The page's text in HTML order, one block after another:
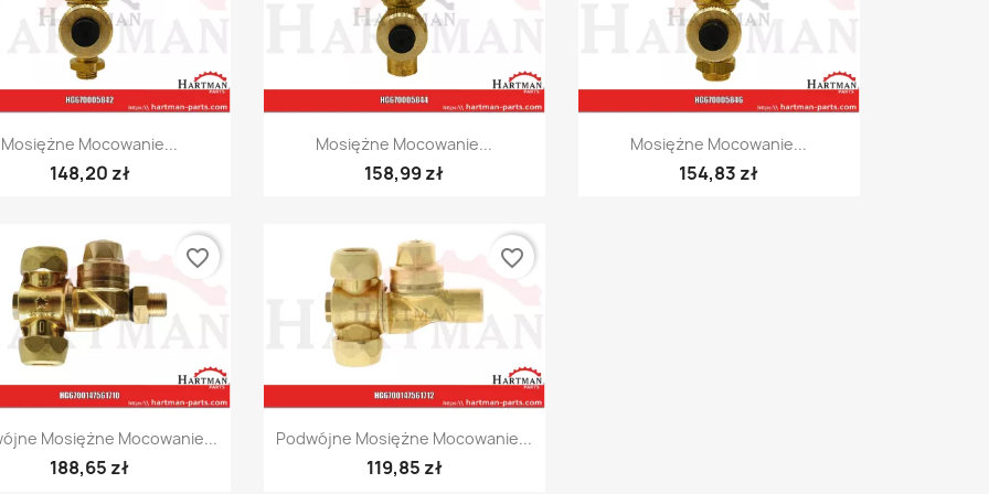
Szybki podgląd
Mosiężne Mocowanie...
148,20 zł
Szybki podgląd
Mosiężne Mocowanie...
158,99 zł
Szybki podgląd
Mosiężne Mocowanie...
154,83 zł
 Szybki podgląd
Mosiężne Mocowanie...
188,65 zł
favorite_border
 Szybki podgląd
Podwójne Mosiężne Mocowanie...
119,85 zł
favorite_border